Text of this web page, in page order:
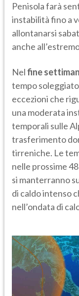
Penisola farà
instabilità fino a
allontanarsi
anche
Nelfine
tempo
eccezioni che
una moderata
temporali sulle
trasferimento
tirreniche. Le
nelle prossime
si manterranno
di caldo intenso
nell’ondata di